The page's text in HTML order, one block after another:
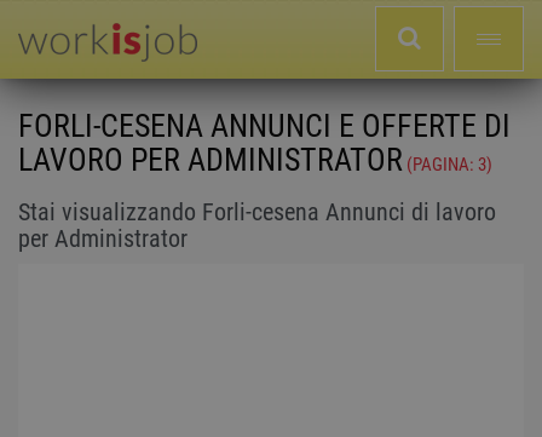
FORLI-CESENA ANNUNCI E OFFERTE DI
LAVORO PER ADMINISTRATOR (PAGINA: 3)
Stai visualizzando Forli-cesena Annunci di lavoro
per Administrator